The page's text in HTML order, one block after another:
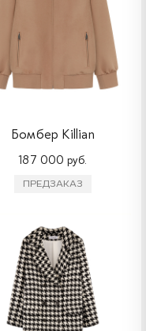
Бомбер Killian
187 000 руб.
ПРЕДЗАКАЗ